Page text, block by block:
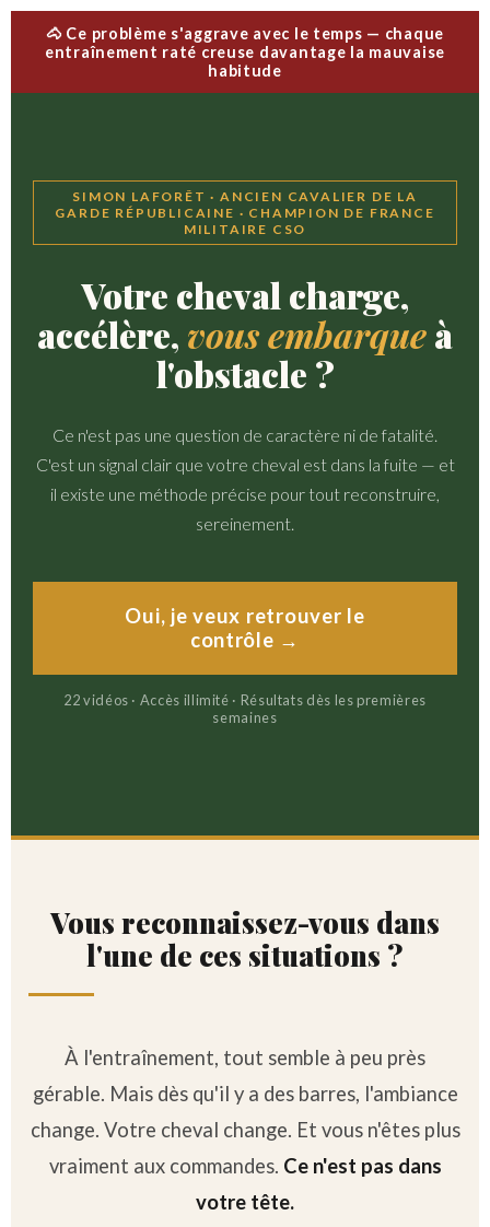
🐴 Ce problème s'aggrave avec le temps — chaque
entraînement raté creuse davantage la mauvaise
habitude
SIMON LAFORÊT · ANCIEN CAVALIER DE LA
GARDE RÉPUBLICAINE · CHAMPION DE FRANCE
MILITAIRE CSO
Votre cheval charge,
accélère, vous embarqueà
l'obstacle ?
Ce n'est pas une question de caractère ni de fatalité.
C'est un signal clair que votre cheval est dans la fuite — et
il existe une méthode précise pour tout reconstruire,
sereinement.
Oui, je veux retrouver le
contrôle →
22 vidéos · Accès illimité · Résultats dès les premières
semaines
Vous reconnaissez-vous dans
l'une de ces situations ?
À l'entraînement, tout semble à peu près
gérable. Mais dès qu'il y a des barres, l'ambiance
change. Votre cheval change. Et vous n'êtes plus
vraiment aux commandes. Ce n'est pas dans
votre tête.